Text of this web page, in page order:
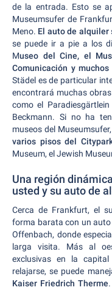
de la entrada. Esto se
Museumsufer de
Meno. El auto de alquiler
se puede ir a pie a los
Museo del Cine, el
Comunicación y
Städel es de particular
encontrará muchas
como el
Beckmann. Si no ha
museos del Museumsufer,
varios pisos del
Museum, el Jewish
Una región
usted y su auto de
Cerca de Frankfurt, el
forma barata con un auto
Offenbach, donde
larga visita. Más al
exclusivas en la capital
relajarse, se puede
Kaiser Friedrich Therme